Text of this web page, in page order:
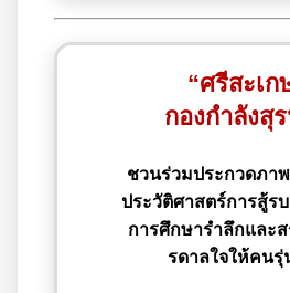
“ศรีสะเก
กองกำลังสุ
ชวนร่วมประกวดภา
ประวัติศาสตร์การสู้รบ
การศึกษารำลึกและส
รดาลใจให้คนรุ่